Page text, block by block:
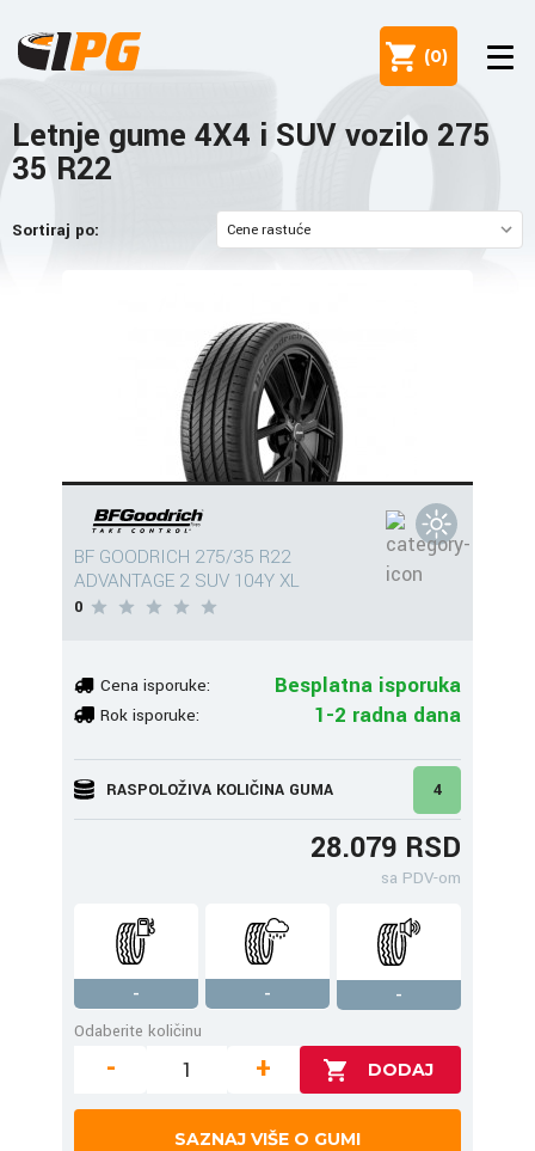
(0)
Letnje gume 4X4 i SUV vozilo 275
35 R22
Sortiraj po:
BF GOODRICH 275/35 R22
ADVANTAGE 2 SUV 104Y XL
0
Cena isporuke: Besplatna isporuka
Rok isporuke: 1-2 radna dana
RASPOLOŽIVA KOLIČINA GUMA 4
28.079 RSD
sa PDV-om
- -
-
Odaberite količinu
- +
SAZNAJ VIŠE O GUMI